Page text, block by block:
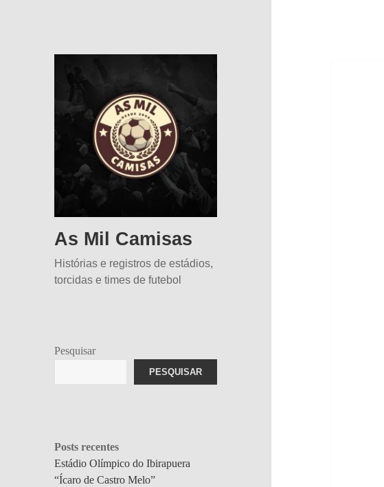
As Mil Camisas
Histórias e registros de estádios,
torcidas e times de futebol
Pesquisar
PESQUISAR
Posts recentes
Estádio Olímpico do Ibirapuera
“Ícaro de Castro Melo”